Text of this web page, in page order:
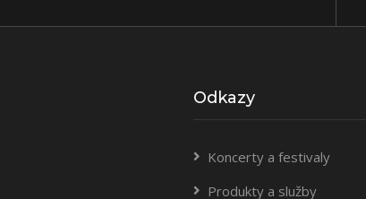
Odkazy
Koncerty a festivaly
Produkty a služby